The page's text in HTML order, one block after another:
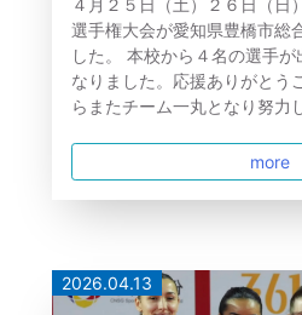
４月２５日（土）２６日（日
選手権大会が愛知県豊橋市総
した。 本校から４名の選手
なりました。応援ありがとう
らまたチーム一丸となり努力
more
2026.04.13